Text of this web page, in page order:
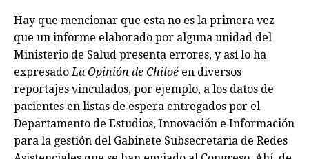
Hay que mencionar que esta no es la primera vez
que un informe elaborado por alguna unidad del
Ministerio de Salud presenta errores, y así lo ha
expresadoLa Opinión de Chiloé en diversos
reportajes vinculados, por ejemplo, a los datos de
pacientes en listas de espera entregados por el
Departamento de Estudios, Innovación e Información
para la gestión del Gabinete Subsecretaria de Redes